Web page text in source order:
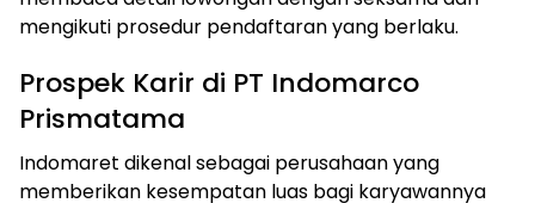
mengikuti prosedur pendaftaran yang berlaku.
Prospek Karir di PT Indomarco
Prismatama
Indomaret dikenal sebagai perusahaan yang
memberikan kesempatan luas bagi karyawannya